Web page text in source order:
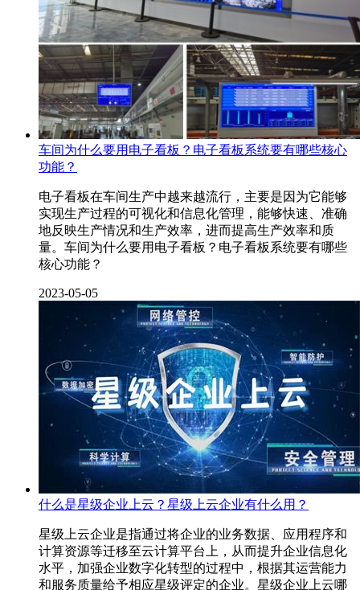
车间为什么要用电子看板？电子看板系统要有哪些核心
功能？
电子看板在车间生产中越来越流行，主要是因为它能够
实现生产过程的可视化和信息化管理，能够快速、准确
地反映生产情况和生产效率，进而提高生产效率和质
量。车间为什么要用电子看板？电子看板系统要有哪些
核心功能？
2023-05-05
什么是星级企业上云？星级上云企业有什么用？
星级上云企业是指通过将企业的业务数据、应用程序和
计算资源等迁移至云计算平台上，从而提升企业信息化
水平，加强企业数字化转型的过程中，根据其运营能力
和服务质量给予相应星级评定的企业。星级企业上云哪